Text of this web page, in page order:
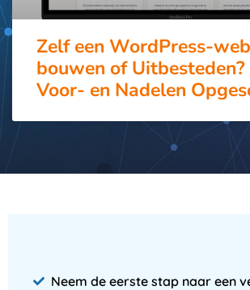
Zelf een WordPress-
bouwen of Uitbesteden?
Voor- en Nadelen
Neem de eerste stap naar een